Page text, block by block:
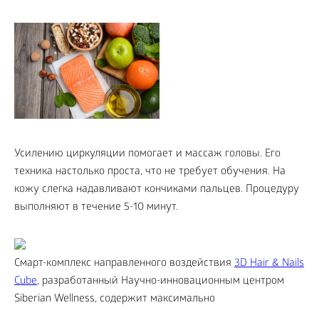
Усилению циркуляции помогает и массаж головы. Его
техника настолько проста, что не требует обучения. На
кожу слегка надавливают кончиками пальцев. Процедуру
выполняют в течение 5-10 минут.
Смарт-комплекс направленного воздействия 3D Hair & Nails
Cube, разработанный Научно-инновационным центром
Siberian Wellness, содержит максимально